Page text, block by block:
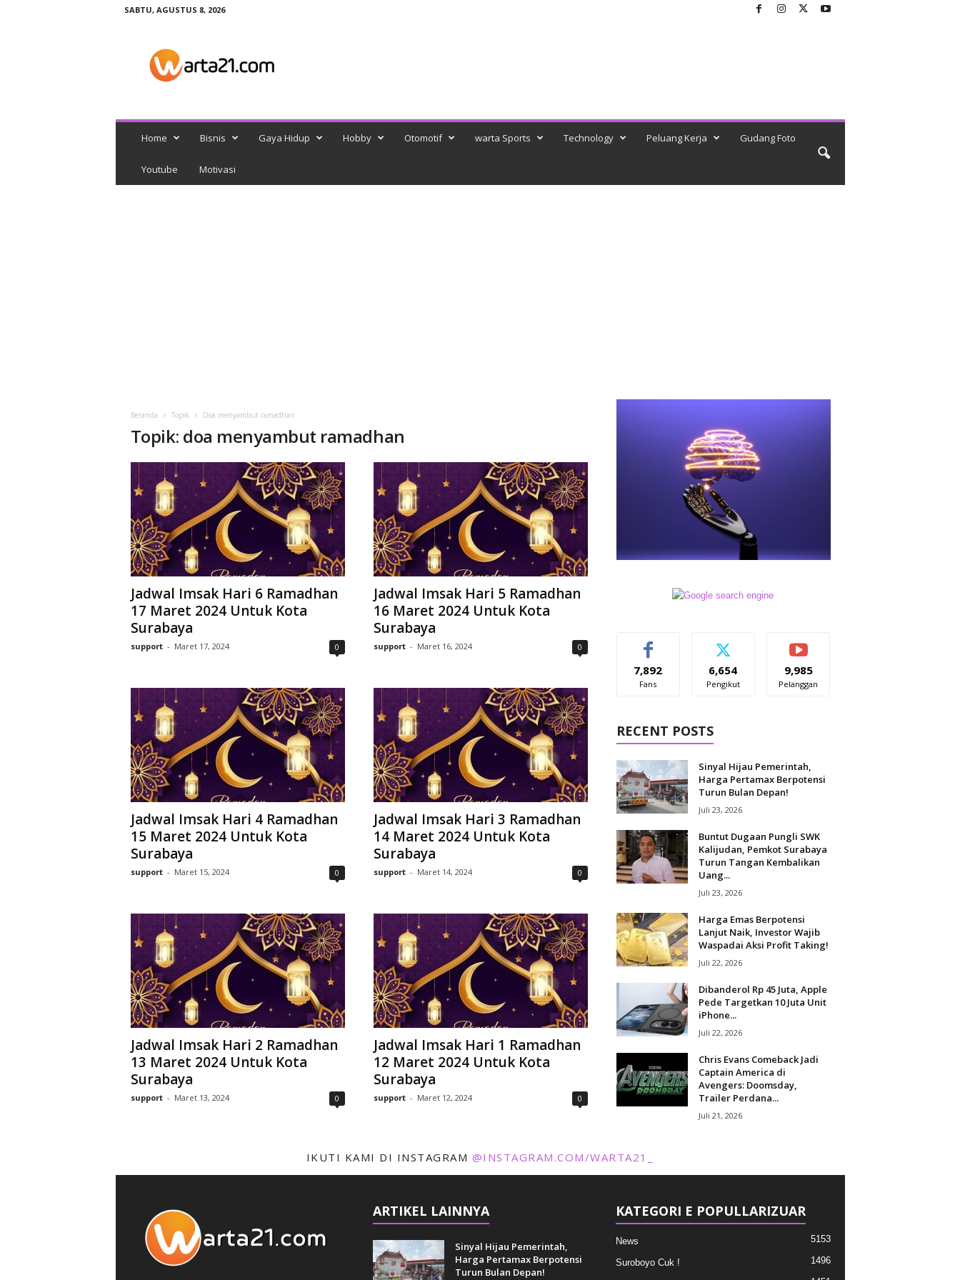
SABTU, AGUSTUS 8, 2026
1
Home Bisnis Gaya Hidup Hobby Otomotif warta Sports Technology Peluang Kerja Gudang Foto
Youtube Motivasi
Beranda Topik Doa menyambut ramadhan
Topik: doa menyambut ramadhan
Jadwal Imsak Hari 6 Ramadhan
17 Maret 2024 Untuk Kota
Surabaya
support - Maret 17, 2024 0
Jadwal Imsak Hari 5 Ramadhan
16 Maret 2024 Untuk Kota
Surabaya
support - Maret 16, 2024 0
Jadwal Imsak Hari 4 Ramadhan
15 Maret 2024 Untuk Kota
Surabaya
support - Maret 15, 2024 0
Jadwal Imsak Hari 3 Ramadhan
14 Maret 2024 Untuk Kota
Surabaya
support - Maret 14, 2024 0
Jadwal Imsak Hari 2 Ramadhan
13 Maret 2024 Untuk Kota
Surabaya
support - Maret 13, 2024 0
Jadwal Imsak Hari 1 Ramadhan
12 Maret 2024 Untuk Kota
Surabaya
support - Maret 12, 2024 0
7,892
Fans
6,654
Pengikut
9,985
Pelanggan
RECENT POSTS
Sinyal Hijau Pemerintah,
Harga Pertamax Berpotensi
Turun Bulan Depan!
Juli 23, 2026
Buntut Dugaan Pungli SWK
Kalijudan, Pemkot Surabaya
Turun Tangan Kembalikan
Uang...
Juli 23, 2026
Harga Emas Berpotensi
Lanjut Naik, Investor Wajib
Waspadai Aksi Profit Taking!
Juli 22, 2026
Dibanderol Rp 45 Juta, Apple
Pede Targetkan 10 Juta Unit
iPhone...
Juli 22, 2026
Chris Evans Comeback Jadi
Captain America di
Avengers: Doomsday,
Trailer Perdana...
Juli 21, 2026
IKUTI KAMI DI INSTAGRAM @INSTAGRAM.COM/WARTA21_
ARTIKEL LAINNYA
Sinyal Hijau Pemerintah,
Harga Pertamax Berpotensi
Turun Bulan Depan!
KATEGORI E POPULLARIZUAR
News 5153
Suroboyo Cuk ! 1496